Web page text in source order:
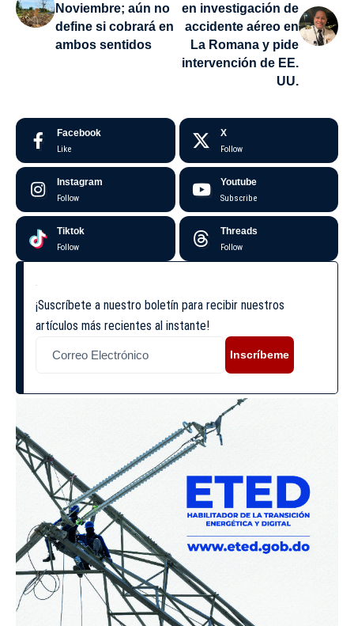
Noviembre; aún no
define si cobrará en
ambos sentidos
en investigación de
accidente aéreo en
La Romana y pide
intervención de EE.
UU.
Facebook
Like
X
Follow
Instagram
Follow
Youtube
Subscribe
Tiktok
Follow
Threads
Follow
¡Suscríbete a nuestro boletín para recibir nuestros
artículos más recientes al instante!
Inscríbeme